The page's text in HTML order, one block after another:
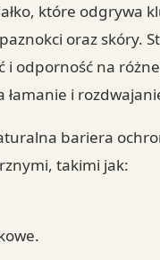
które odgrywa
oraz skóry.
i odporność na
łamanie i
bariera
takimi jak: